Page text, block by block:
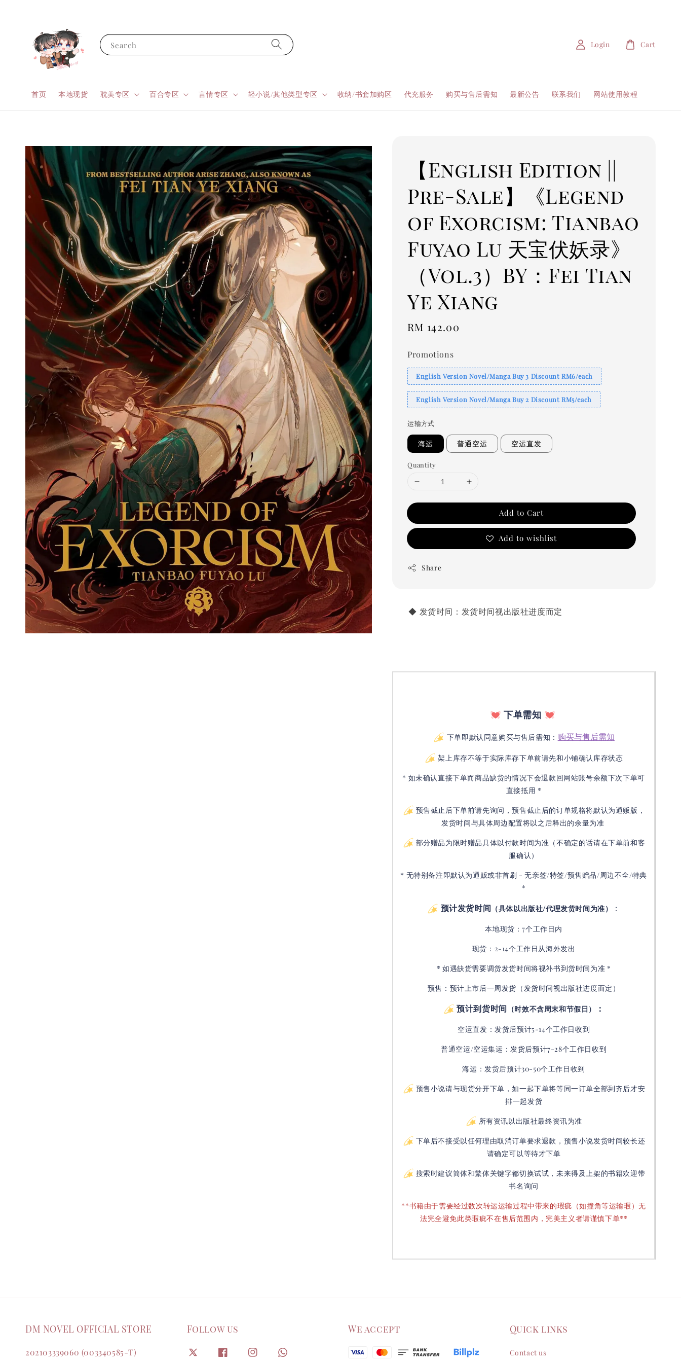
Search
首页 本地现货 耽美专区 百合专区 言情专区 轻小说/其他类型专区 收纳/书套加购区 代充服务 购买与售后需知 最新公告 联系我们 网站使用教程
Login Cart
【English Edition ||
Pre-Sale】《Legend
of Exorcism: Tianbao
Fuyao Lu 天宝伏妖录》
（Vol.3）BY：Fei Tian
Ye Xiang
Regular
RM 142.00
Promotions
English Version Novel/Manga Buy 3 Discount RM6/each
English Version Novel/Manga Buy 2 Discount RM5/each
运输方式
海运 普通空运 空运直发
Quantity
Add to Cart
Add to wishlist
Share
◆ 发货时间：发货时间视出版社进度而定
下单需知
下单即默认同意购买与售后需知： 购买与售后需知
架上库存不等于实际库存下单前请先和小铺确认库存状态
* 如未确认直接下单而商品缺货的情况下会退款回网站账号余额下次下单可
直接抵用 *
预售截止后下单前请先询问，预售截止后的订单规格将默认为通贩版，
发货时间与具体周边配置将以之后释出的余量为准
部分赠品为限时赠品具体以付款时间为准（不确定的话请在下单前和客
服确认）
* 无特别备注即默认为通贩或非首刷 - 无亲签/特签/预售赠品/周边不全/特典
*
预计发货时间 （具体以出版社/代理发货时间为准） ：
本地现货：7个工作日内
现货：2-14个工作日从海外发出
* 如遇缺货需要调货发货时间将视补书到货时间为准 *
预售：预计上市后一周发货（发货时间视出版社进度而定 ）
预计到货时间 （时效不含周末和节假日） ：
空运直发：发货后预计5-14个工作日收到
普通空运/空运集运：发货后预计7-28个工作日收到
海运：发货后预计30-50个工作日收到
预售小说请与现货分开下单，如一起下单将等同一订单全部到齐后才安
排一起发货
所有资讯以出版社最终资讯为准
下单后不接受以任何理由取消订单要求退款，预售小说发货时间较长还
请确定可以等待才下单
搜索时建议简体和繁体关键字都切换试试，未来得及上架的书籍欢迎带
书名询问
**书籍由于需要经过数次转运运输过程中带来的瑕疵（如撞角等运输瑕）无
法完全避免此类瑕疵不在售后范围内，完美主义者请谨慎下单**
DM NOVEL OFFICIAL STORE
202103339060 (003340585-T)
Follow us We accept Quick links
Contact us